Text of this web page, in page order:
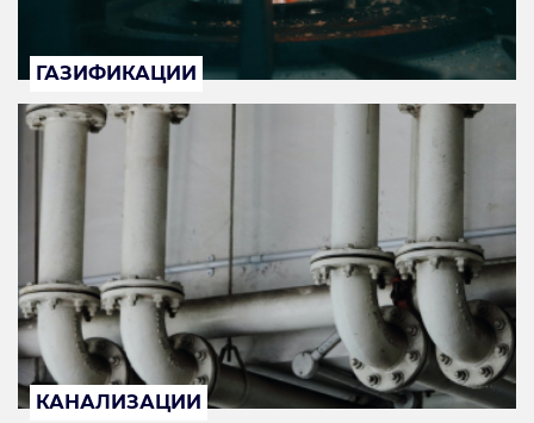
ГАЗИФИКАЦИИ
КАНАЛИЗАЦИИ